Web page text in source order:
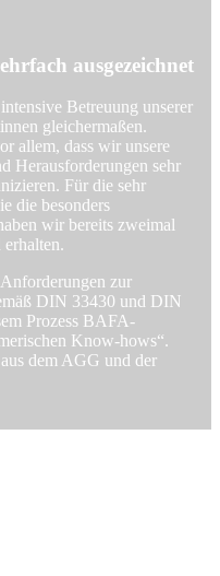
ausgezeichnet
Betreuung unserer
gleichermaßen.
allem, dass wir unsere
Herausforderungen sehr
Für die sehr
die besonders
wir bereits zweimal
zur
DIN 33430 und DIN
Prozess BAFA-
Know-hows“.
dem AGG und der